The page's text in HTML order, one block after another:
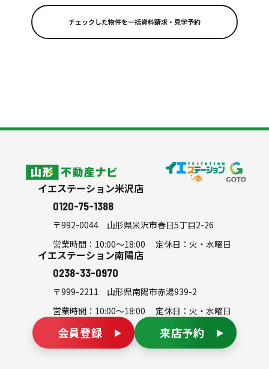
山形不動産ナビ
イエステーション米沢店
0120-75-1388
〒992-0044
山形県米沢市春日5丁目2-26
営業時間：10:00～18:00 定休日：火・水曜日
イエステーション南陽店
0238-33-0970
〒999-2211
山形県南陽市赤湯939-2
営業時間：10:00～18:00 定休日：火・水曜日
会員登録 来店予約